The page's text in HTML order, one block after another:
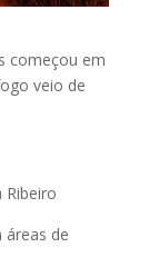
começou em
veio de
Ribeiro
de